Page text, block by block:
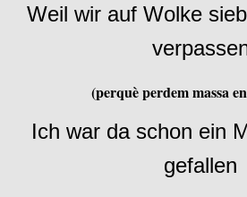
Weil wir auf Wolke
(perquè perdem massa
Ich war da schon ein
gefallen